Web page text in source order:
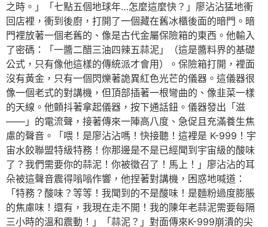
之時。」「七點五個地球年…怎麼這麼快？」廖沾沾猛地衝
回店裡，衝到後廚，打開了一個藏在舊冰櫃後面的暗門。暗
門裡放著一個老舊的、像是古代金屬保險箱的東西。他輸入
了密碼：「一醬二醋三油四辣五蒜泥」（這是醬料界的基礎
公式，只有像他這樣的傳統派才會用）。保險箱打開，裡面
沒有黃金，只有一個閃爍著詭異紅色光芒的儀器。這儀器很
像一個老式的對講機，但頂部插著一根彎曲的、像韭菜一樣
的天線。他顫抖著拿起儀器，按下通話鈕。儀器發出「滋
——」的電流聲，接著傳來一陣高八度、急促且充滿養生焦
慮的聲音。「喂！是廖沾沾嗎！快接聽！這裡是 K-999！宇
宙水餃聯盟特級特務！你那邊是不是已經聞到宇宙級的酸味
了？我們需要你的蒜泥！你被徵召了！馬上！」廖沾沾的耳
朵被這聲音震得嗡嗡作響，他捏著對講機，困惑地喊道：
「特務？酸味？等等！我聞到的不是酸味！是麵粉過度膨脹
的焦慮味！還有，我現在走不開！我的陳年老蒜泥需要每隔
三小時的溫和震動！」「蒜泥？」對面傳來K-999崩潰的尖